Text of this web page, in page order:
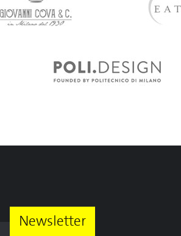
Newsletter